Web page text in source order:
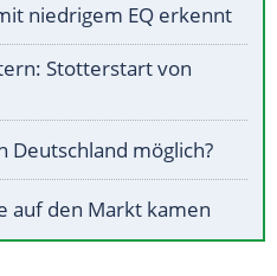
niedrigem EQ erkennt
Stotterstart von
Deutschland möglich?
auf den Markt kamen